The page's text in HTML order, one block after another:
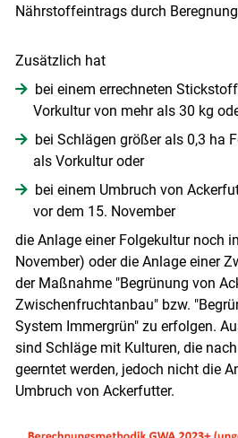
Skip to main
Nährstoffeintrags durch
Zusätzlich hat
bei einem errechneten
Vorkultur von mehr als 30 kg
bei Schlägen größer als 0,3 ha
als Vorkultur oder
bei einem Umbruch von
vor dem 15. November
die Anlage einer Folgekultur noch
November) oder die Anlage einer
der Maßnahme "Begrünung von
Zwischenfruchtanbau" bzw.
System Immergrün" zu erfolgen.
sind Schläge mit Kulturen, die
geerntet werden, jedoch nicht die
Umbruch von Ackerfutter.